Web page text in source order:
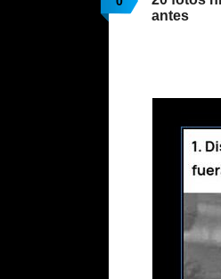
antes